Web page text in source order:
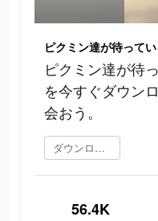
ピクミン達が待
を今すぐダウン
会おう。
ダウンロード
56.4K